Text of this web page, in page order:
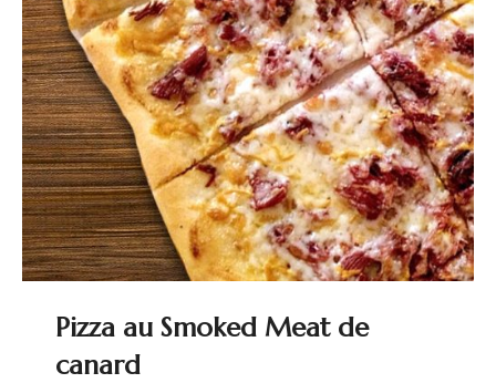
Pizza au Smoked Meat de
canard